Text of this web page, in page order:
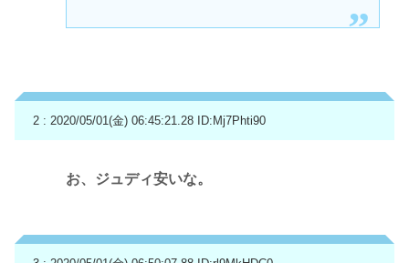
2 : 2020/05/01(金) 06:45:21.28 ID:Mj7Phti90
お、ジュディ安いな。